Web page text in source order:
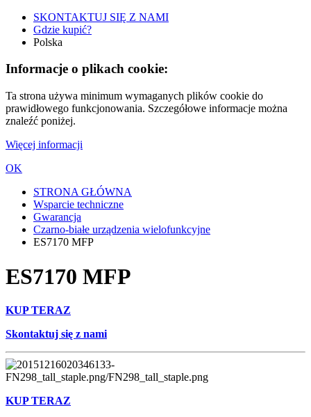
SKONTAKTUJ SIĘ Z NAMI
Gdzie kupić?
Polska
Informacje o plikach cookie:
Ta strona używa minimum wymaganych plików cookie do
prawidłowego funkcjonowania. Szczegółowe informacje można
znaleźć poniżej.
Więcej informacji
OK
STRONA GŁÓWNA
Wsparcie techniczne
Gwarancja
Czarno-białe urządzenia wielofunkcyjne
ES7170 MFP
ES7170 MFP
KUP TERAZ
Skontaktuj się z nami
KUP TERAZ